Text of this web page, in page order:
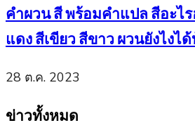
คำผวน สี พร้อมคำแปล สีอะไ
แดง สีเขียว สีขาว ผวนยังไงไ
28 ต.ค. 2023
ข่าวทั้งหมด